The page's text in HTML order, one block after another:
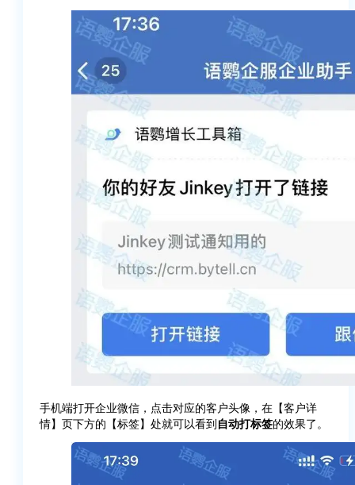
手机端打开企业微信，点击对应的客户头像，在【客户详
情】页下方的【标签】处就可以看到自动打标签的效果了。